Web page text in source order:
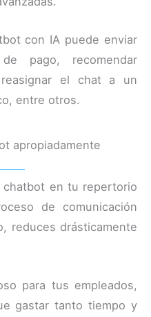
con IA puede enviar
pago, recomendar
el chat a un
entre otros.
apropiadamente
chatbot en tu repertorio
de comunicación
reduces drásticamente
para tus empleados,
gastar tanto tiempo y